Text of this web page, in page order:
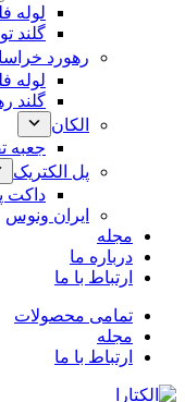
لوله
گلند
رهورد
لوله
گلند
الکان
جعبه
پل الکتریک
داکت
ایران ونوس
مجله
درباره ما
ارتباط با ما
تمامی محصولات
مجله
ارتباط با ما